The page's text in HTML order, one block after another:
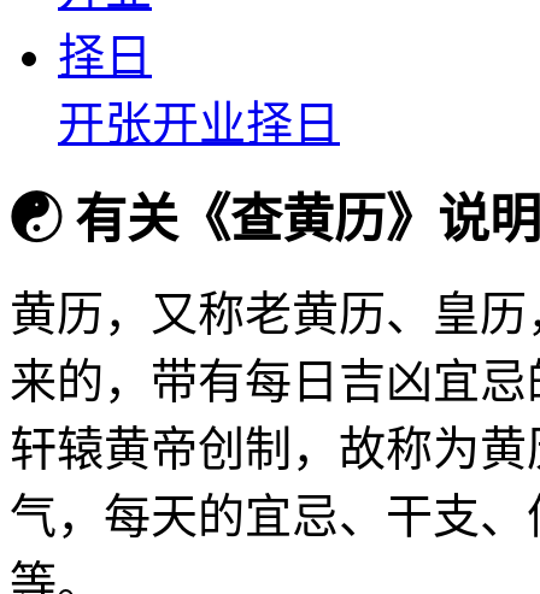
开张开业择日
☯有关《查黄历》说明
黄历，又称老黄历、皇
来的，带有每日吉凶宜
轩辕黄帝创制，故称为
气，每天的宜忌、干支
等。